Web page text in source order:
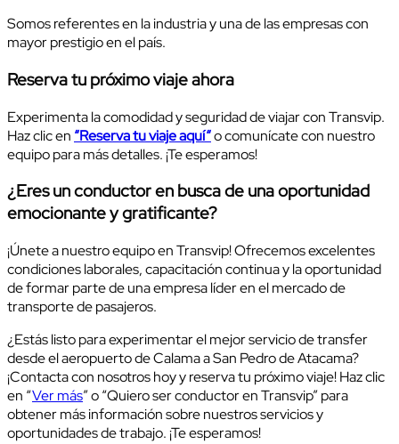
Somos referentes en la industria y una de las empresas con
mayor prestigio en el país.
Reserva tu próximo viaje ahora
Experimenta la comodidad y seguridad de viajar con Transvip.
Haz clic en “Reserva tu viaje aquí“o comunícate con nuestro
equipo para más detalles. ¡Te esperamos!
¿Eres un conductor en busca de una oportunidad
emocionante y gratificante?
¡Únete a nuestro equipo en Transvip! Ofrecemos excelentes
condiciones laborales, capacitación continua y la oportunidad
de formar parte de una empresa líder en el mercado de
transporte de pasajeros.
¿Estás listo para experimentar el mejor servicio de transfer
desde el aeropuerto de Calama a San Pedro de Atacama?
¡Contacta con nosotros hoy y reserva tu próximo viaje! Haz clic
en “Ver más” o “Quiero ser conductor en Transvip” para
obtener más información sobre nuestros servicios y
oportunidades de trabajo. ¡Te esperamos!